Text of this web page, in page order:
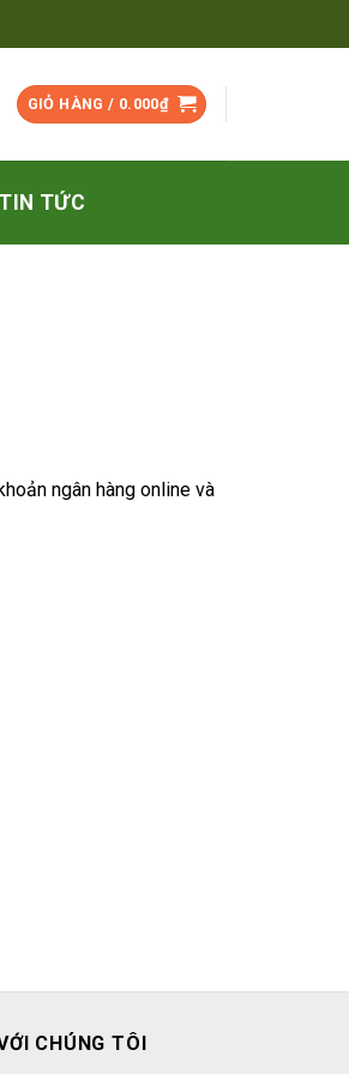
GIỎ HÀNG / 0.000₫
TIN TỨC
ngân hàng online và
CHÚNG TÔI